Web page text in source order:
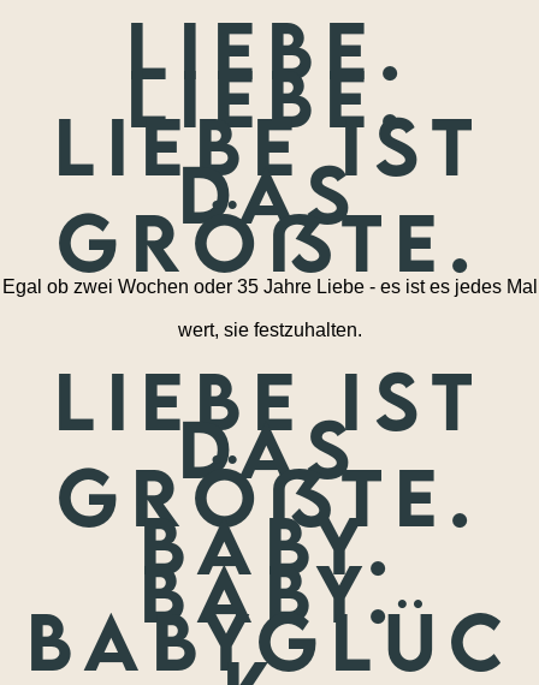
Liebe.
Liebe.
Liebe ist
das
größte.
Egal ob zwei Wochen oder 35 Jahre Liebe - es ist es jedes Mal
wert, sie festzuhalten.
Liebe ist
das
größte.
Baby.
Baby.
Babyglüc